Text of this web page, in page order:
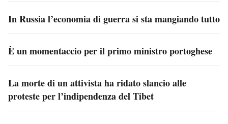
In Russia l’economia di guerra si sta mangiando tutto
È un momentaccio per il primo ministro portoghese
La morte di un attivista ha ridato slancio alle
proteste per l’indipendenza del Tibet